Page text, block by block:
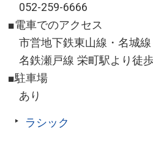
052-259-6666
■電車でのアクセス
市営地下鉄東山線・名城
名鉄瀬戸線 栄町駅より徒
■駐車場
あり
ラシック